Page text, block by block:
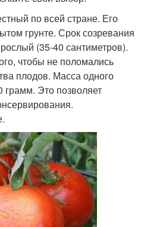
по всей стране. Его
грунте. Срок созревания
(35-40 сантиметров).
чтобы не поломались
плодов. Масса одного
грамм. Это позволяет